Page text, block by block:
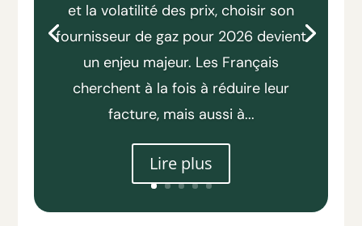
et la volatilité des prix, choisir son
fournisseur de gaz pour 2026 devient
un enjeu majeur. Les Français
cherchent à la fois à réduire leur
facture, mais aussi à...
Lire plus